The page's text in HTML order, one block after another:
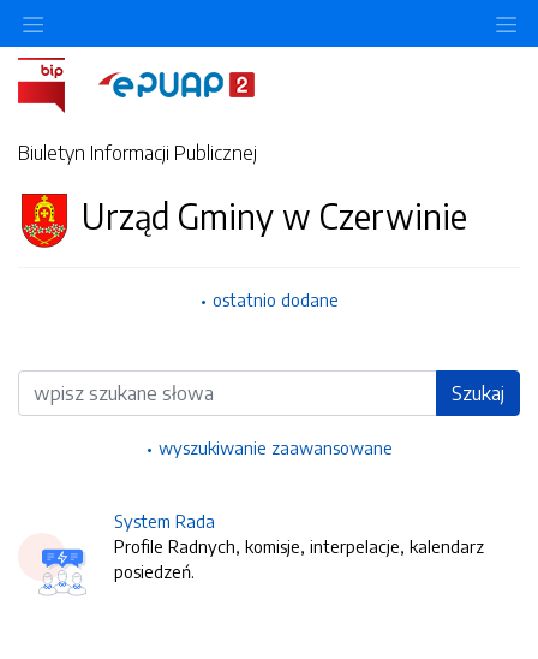
Biuletyn Informacji Publicznej
Urząd Gminy w Czerwinie
ostatnio dodane
Wyszukiwarka Szukaj
wyszukiwanie zaawansowane
System Rada
Profile Radnych, komisje, interpelacje, kalendarz
posiedzeń.